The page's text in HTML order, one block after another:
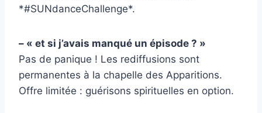
*#SUNdanceChallenge*.
– « et si j’avais manqué un épisode ? »
Pas de panique ! Les rediffusions sont
permanentes à la chapelle des Apparitions.
Offre limitée : guérisons spirituelles en option.